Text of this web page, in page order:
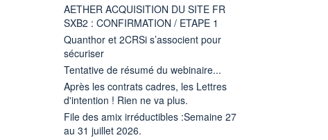
AETHER ACQUISITION DU SITE FR
SXB2 : CONFIRMATION / ETAPE 1
Quanthor et 2CRSi s’associent pour
sécuriser
Tentative de résumé du webinaire...
Après les contrats cadres, les Lettres
d'intention ! Rien ne va plus.
File des amix irréductibles :Semaine 27
au 31 juillet 2026.